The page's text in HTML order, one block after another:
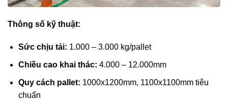
Thông số kỹ thuật:
Sức chịu tải: 1.000 – 3.000 kg/pallet
Chiều cao khai thác: 4.000 – 12.000mm
Quy cách pallet: 1000x1200mm, 1100x1100mm tiêu
chuẩn